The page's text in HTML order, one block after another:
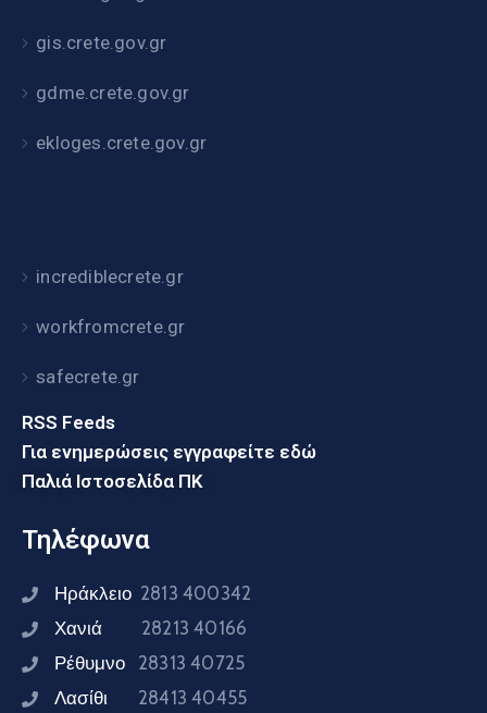
gis.crete.gov.gr
gdme.crete.gov.gr
ekloges.crete.gov.gr
incrediblecrete.gr
workfromcrete.gr
safecrete.gr
RSS Feeds
Για ενημερώσεις εγγραφείτε εδώ
Παλιά Ιστοσελίδα ΠΚ
Τηλέφωνα
Ηράκλειο 2813 400342
Χανιά 28213 40166
Ρέθυμνο 28313 40725
Λασίθι 28413 40455